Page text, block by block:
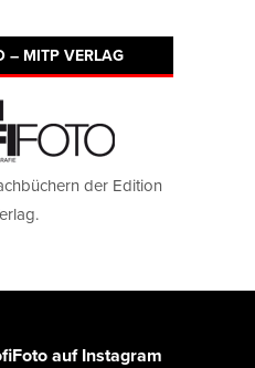
– MITP VERLAG
der Edition
auf Instagram